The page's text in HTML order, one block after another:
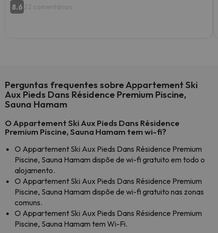
8.6 22 comentários
Perguntas frequentes sobre Appartement Ski
Aux Pieds Dans Résidence Premium Piscine,
Sauna Hamam
O Appartement Ski Aux Pieds Dans Résidence
Premium Piscine, Sauna Hamam tem wi-fi?
O Appartement Ski Aux Pieds Dans Résidence Premium
Piscine, Sauna Hamam dispõe de wi-fi gratuito em todo o
alojamento.
O Appartement Ski Aux Pieds Dans Résidence Premium
Piscine, Sauna Hamam dispõe de wi-fi gratuito nas zonas
comuns.
O Appartement Ski Aux Pieds Dans Résidence Premium
Piscine, Sauna Hamam tem Wi-Fi.